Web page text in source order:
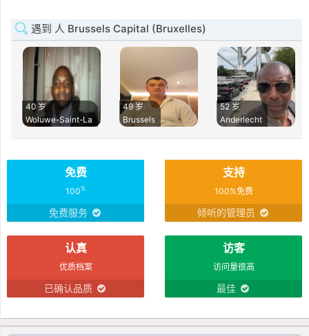
遇到 人 Brussels Capital (Bruxelles)
40 岁
Woluwe-Saint-La
49 岁
Brussels
52 岁
Anderlecht
免费
100%
免费服务
支持
100%免费
倾听的管理员
认真
优质档案
已确认品质
访客
访问量很高
最佳